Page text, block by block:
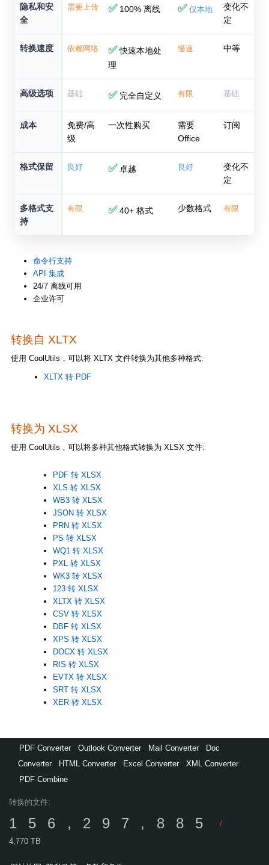
隐私和安
全
需要上传 ✅100% 离线 ✅ 仅本地
变化不
定
转换速度 依赖网络 ✅快速本地处
理
慢速 中等
高级选项 基础 ✅完全自定义 有限 基础
成本
免费/高
级
一次性购买
需要
Office
订阅
格式保留 良好 ✅卓越 良好
变化不
定
多格式支
持
有限 ✅40+ 格式 少数格式 有限
命令行支持
API 集成
24/7 离线可用
企业许可
转换自 XLTX
使用 CoolUtils，可以将 XLTX 文件转换为其他多种格式:
XLTX 转 PDF
转换为 XLSX
使用 CoolUtils，可以将多种其他格式转换为 XLSX 文件:
PDF 转 XLSX
XLS 转 XLSX
WB3 转 XLSX
JSON 转 XLSX
PRN 转 XLSX
PS 转 XLSX
WQ1 转 XLSX
PXL 转 XLSX
WK3 转 XLSX
123 转 XLSX
XLTX 转 XLSX
CSV 转 XLSX
DBF 转 XLSX
XPS 转 XLSX
DOCX 转 XLSX
RIS 转 XLSX
EVTX 转 XLSX
SRT 转 XLSX
XER 转 XLSX
PDF Converter Outlook Converter Mail Converter
Doc
Converter
HTML Converter Excel Converter XML Converter
PDF Combine
转换的文件:
156,297,885
/
4,770 TB